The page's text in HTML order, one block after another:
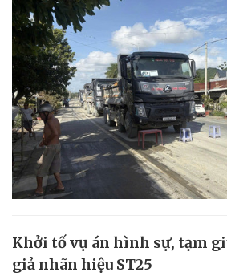
Khởi tố vụ án hình sự, tạm
giả nhãn hiệu ST25